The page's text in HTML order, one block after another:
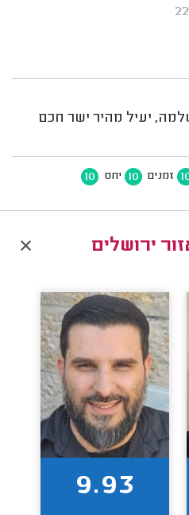
יעיל מהיר ישר חכם
זמנים 10 יחס 10
ירושלים
9.93